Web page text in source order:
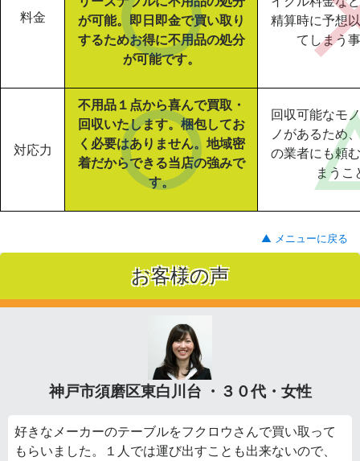
料金
が可能。即日即金で買い取り
するためお得に不用品の処分
が可能です。
精算時に予想
てしまう
対応力
不用品１点から喜んで買取・
回収いたします。梱包してお
く必要はありません。地域密
着だからできる当店の強みで
す。
回収可能なモ
ノがあるため
の業者にも頼
まうこ
▲ メニューに戻る
お客様の声
神戸市須磨区東白川台 ・３０代・女性
好きなメーカーのテーブルをフクロウさんで買い取って
もらいました。１人では運び出すことも出来ないので、